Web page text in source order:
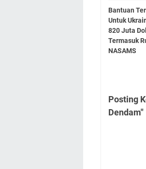
Bantuan
Untuk
820 Juta
Termasuk
NASAMS
Posting
Dendam"